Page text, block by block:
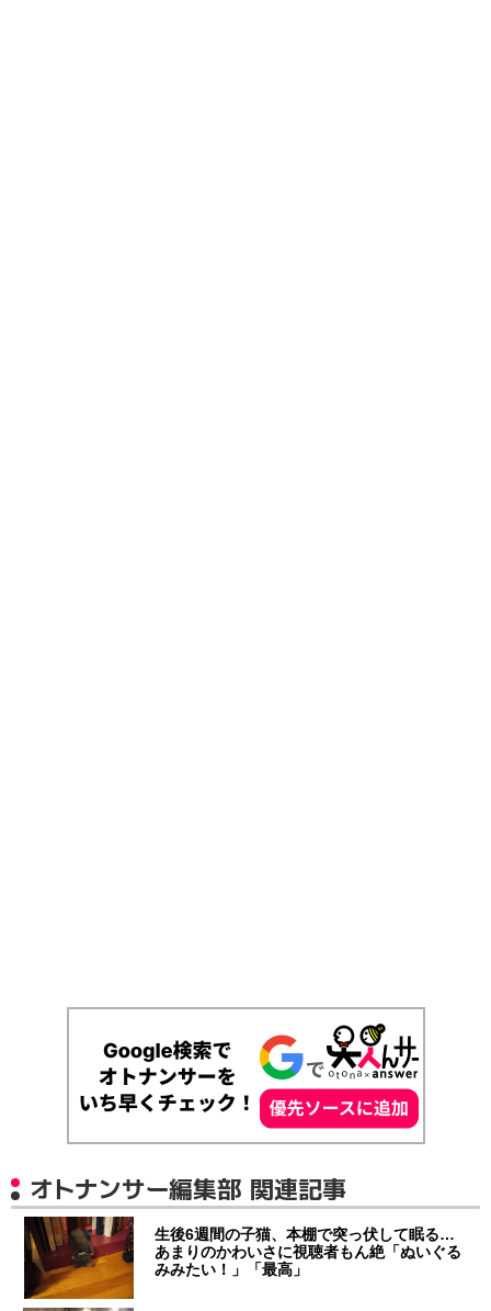
オトナンサー編集部 関連記事
生後6週間の子猫、本棚で突っ伏して眠る…
あまりのかわいさに視聴者もん絶「ぬいぐる
みみたい！」「最高」